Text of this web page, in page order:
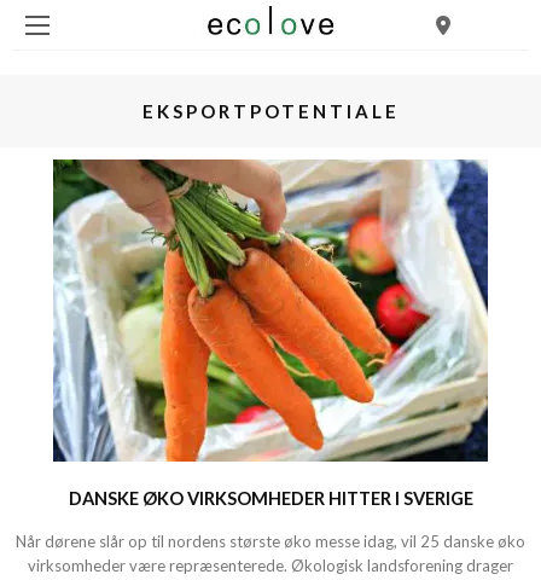
EKSPORTPOTENTIALE
DANSKE ØKO VIRKSOMHEDER HITTER I SVERIGE
Når dørene slår op til nordens største øko messe idag, vil 25 danske øko
virksomheder være repræsenterede. Økologisk landsforening drager